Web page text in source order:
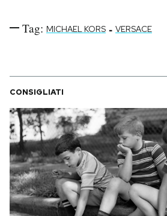
Tag: MICHAEL KORS - VERSACE
CONSIGLIATI